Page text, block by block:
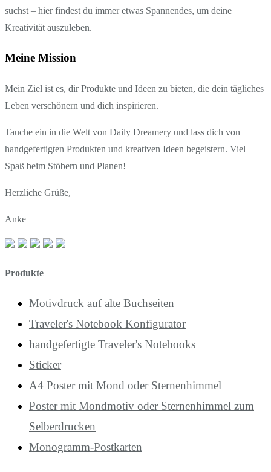
suchst – hier findest du immer etwas Spannendes, um deine
Kreativität auszuleben.
Meine Mission
Mein Ziel ist es, dir Produkte und Ideen zu bieten, die dein tägliches
Leben verschönern und dich inspirieren.
Tauche ein in die Welt von Daily Dreamery und lass dich von
handgefertigten Produkten und kreativen Ideen begeistern. Viel
Spaß beim Stöbern und Planen!
Herzliche Grüße,
Anke
Produkte
Motivdruck auf alte Buchseiten
Traveler's Notebook Konfigurator
handgefertigte Traveler's Notebooks
Sticker
A4 Poster mit Mond oder Sternenhimmel
Poster mit Mondmotiv oder Sternenhimmel zum
Selberdrucken
Monogramm-Postkarten